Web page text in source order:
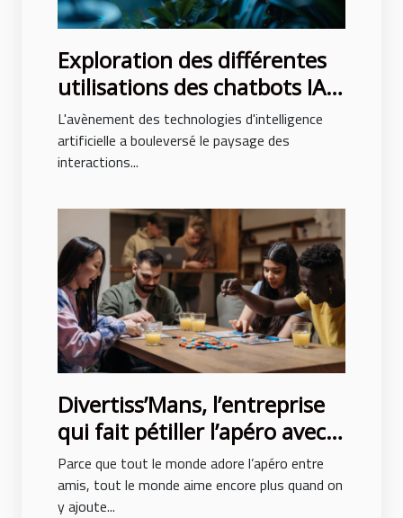
Exploration des différentes
utilisations des chatbots IA
dans les entreprises
L'avènement des technologies d'intelligence
artificielle a bouleversé le paysage des
interactions...
Divertiss’Mans, l’entreprise
qui fait pétiller l’apéro avec
son escape game à domicile !
Parce que tout le monde adore l’apéro entre
amis, tout le monde aime encore plus quand on
y ajoute...